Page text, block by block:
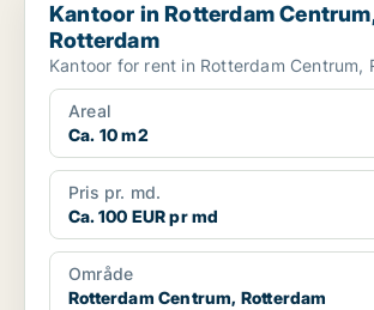
Kantoor in Rotterdam
Rotterdam
Kantoor for rent in Rotterdam Centrum,
Areal
Ca. 10 m2
Pris pr. md.
Ca. 100 EUR pr md
Område
Rotterdam Centrum, Rotterdam